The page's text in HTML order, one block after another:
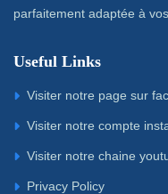
parfaitement adaptée à
Useful Links
Visiter notre page sur
Visiter notre compte
Visiter notre chaine
Privacy Policy